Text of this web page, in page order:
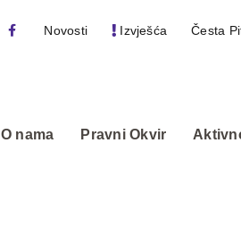
Novosti Izvješća Česta
O nama Pravni Okvir